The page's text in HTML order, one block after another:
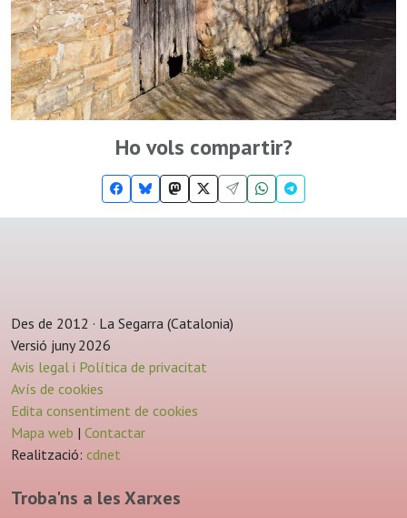
Ho vols compartir?
Des de 2012 · La Segarra (Catalonia)
Versió juny 2026
Avis legal i Política de privacitat
Avís de cookies
Edita consentiment de cookies
Mapa web | Contactar
Realització: cdnet
Troba'ns a les Xarxes